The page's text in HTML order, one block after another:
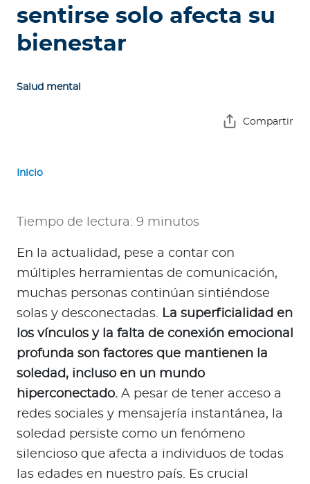
A
sentirse solo afecta su
bienestar
Salud mental
Compartir
Inicio
Tiempo de lectura: 9 minutos
En la actualidad, pese a contar con
múltiples herramientas de comunicación,
muchas personas continúan sintiéndose
solas y desconectadas. La superficialidad en
los vínculos y la falta de conexión emocional
profunda son factores que mantienen la
soledad, incluso en un mundo
hiperconectado. A pesar de tener acceso a
redes sociales y mensajería instantánea, la
soledad persiste como un fenómeno
silencioso que afecta a individuos de todas
las edades en nuestro país. Es crucial